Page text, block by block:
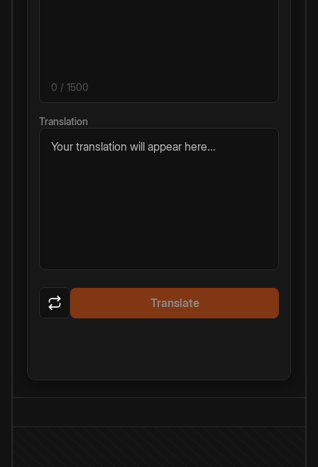
0 / 1500
Translation
Your translation will appear here...
Translate